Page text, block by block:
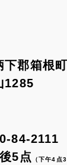
下郡箱根町
1285
84-2111
5点
（下午4点